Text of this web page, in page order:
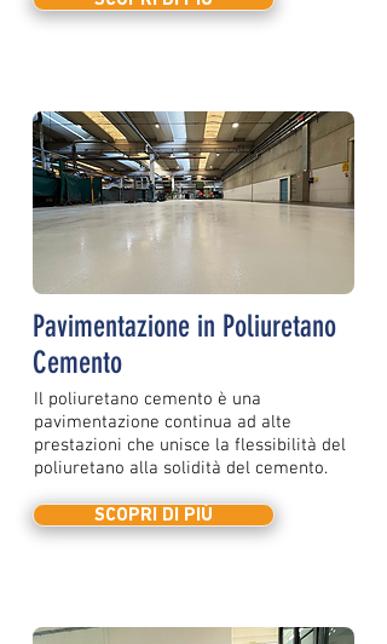
Pavimentazione in Poliuretano
Cemento
Il poliuretano cemento è una
pavimentazione continua ad alte
prestazioni che unisce la flessibilità del
poliuretano alla solidità del cemento.
SCOPRI DI PIÙ